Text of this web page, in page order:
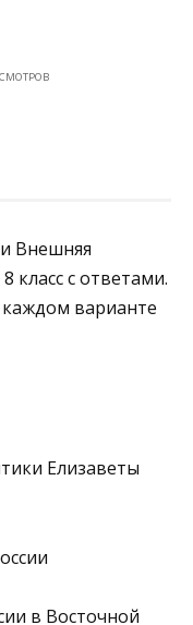
Внешняя
класс с ответами.
варианте
Елизаветы
в Восточной